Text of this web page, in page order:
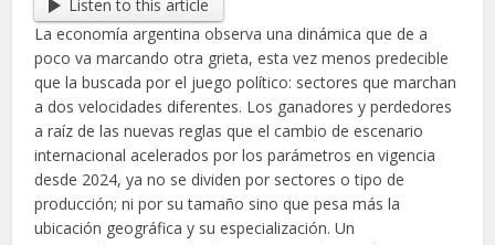
Listen to this article
La economía argentina observa una dinámica que de a
poco va marcando otra grieta, esta vez menos predecible
que la buscada por el juego político: sectores que marchan
a dos velocidades diferentes. Los ganadores y perdedores
a raíz de las nuevas reglas que el cambio de escenario
internacional acelerados por los parámetros en vigencia
desde 2024, ya no se dividen por sectores o tipo de
producción; ni por su tamaño sino que pesa más la
ubicación geográfica y su especialización. Un